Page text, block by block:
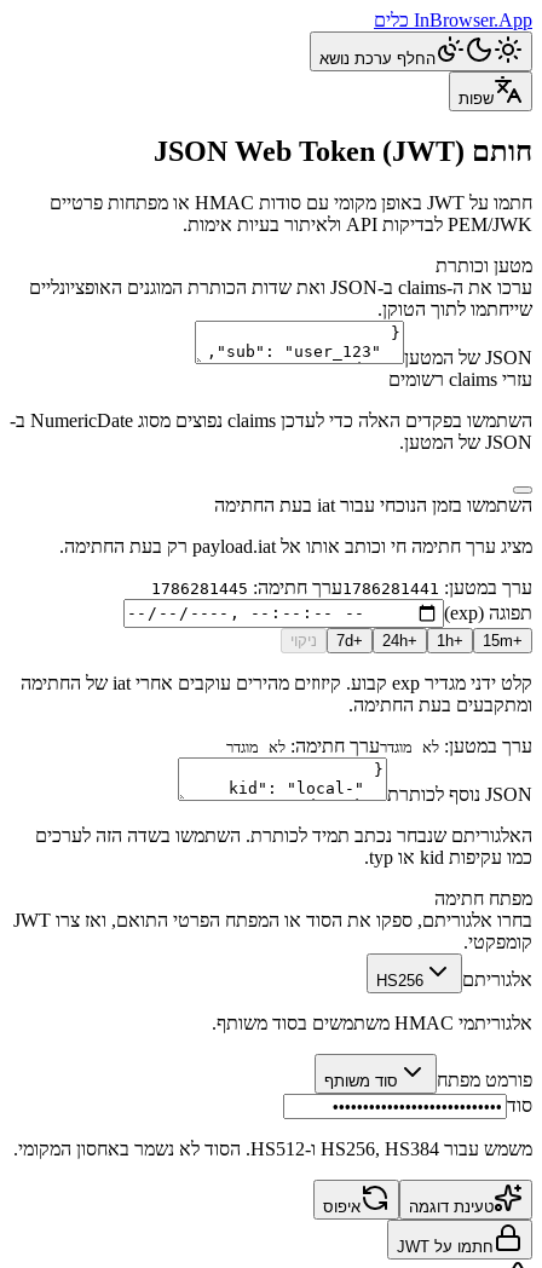
InBrowser.App כלים
החלף ערכת נושא
שפות
חותם JSON Web Token (JWT)
חתמו על JWT באופן מקומי עם סודות HMAC או מפתחות פרטיים
PEM/JWK לבדיקות API ולאיתור בעיות אימות.
מטען וכותרת
ערכו את ה-claims ב-JSON ואת שדות הכותרת המוגנים האופציונליים
שייחתמו לתוך הטוקן.
JSON של המטען
עזרי claims רשומים
השתמשו בפקדים האלה כדי לעדכן claims נפוצים מסוג NumericDate ב-
JSON של המטען.
השתמשו בזמן הנוכחי עבור iat בעת החתימה
מציג ערך חתימה חי וכותב אותו אל payload.iat רק בעת החתימה.
ערך במטען:
1786281441ערך חתימה:
1786281445
תפוגה (exp)
+15m
+1h
+24h
+7d ניקוי
קלט ידני מגדיר exp קבוע. קיזוזים מהירים עוקבים אחרי iat של החתימה
ומתקבעים בעת החתימה.
ערך במטען: לא מוגדרערך חתימה: לא מוגדר
JSON נוסף לכותרת
האלגוריתם שנבחר נכתב תמיד לכותרת. השתמשו בשדה הזה לערכים
כמו עקיפות kid או typ.
מפתח חתימה
בחרו אלגוריתם, ספקו את הסוד או המפתח הפרטי התואם, ואז צרו JWT
קומפקטי.
אלגוריתם
HS256
אלגוריתמי HMAC משתמשים בסוד משותף.
פורמט מפתח סוד משותף
סוד
משמש עבור HS256, HS384 ו-HS512. הסוד לא נשמר באחסון המקומי.
טעינת דוגמה איפוס
חתמו על JWT